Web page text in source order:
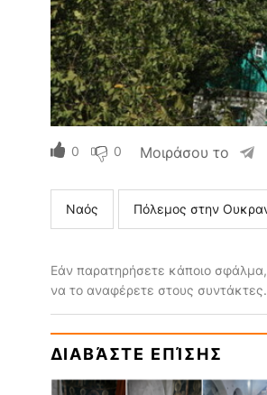
0 0 Μοιράσου το
Ναός Πόλεμος στην
Εάν παρατηρήσετε κάποιο
να το αναφέρετε στους συντάκτες.
ΔΙΑΒΆΣΤΕ ΕΠΊΣΗΣ